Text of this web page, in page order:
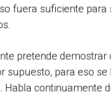
fuera suficiente
pretende
supuesto, para eso
Habla continuamente